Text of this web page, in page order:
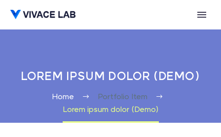
LOREM IPSUM DOLOR (DEMO)
Home
Portfolio Item
Lorem ipsum dolor (Demo)